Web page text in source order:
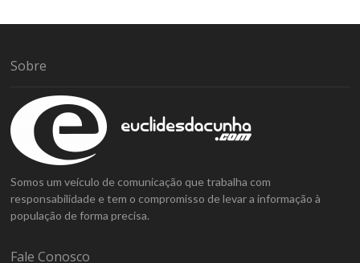
Sobre
Somos um veículo de comunicação que trabalha com
responsabilidade e tem o compromisso de levar a informação à
população de forma precisa.
Fale Conosco